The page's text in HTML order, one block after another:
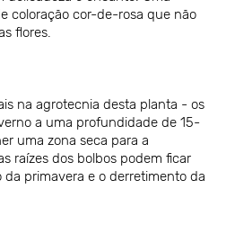
coloração cor-de-rosa que não
flores.
na agrotecnia desta planta - os
a uma profundidade de 15-
uma zona seca para a
raízes dos bolbos podem ficar
primavera e o derretimento da